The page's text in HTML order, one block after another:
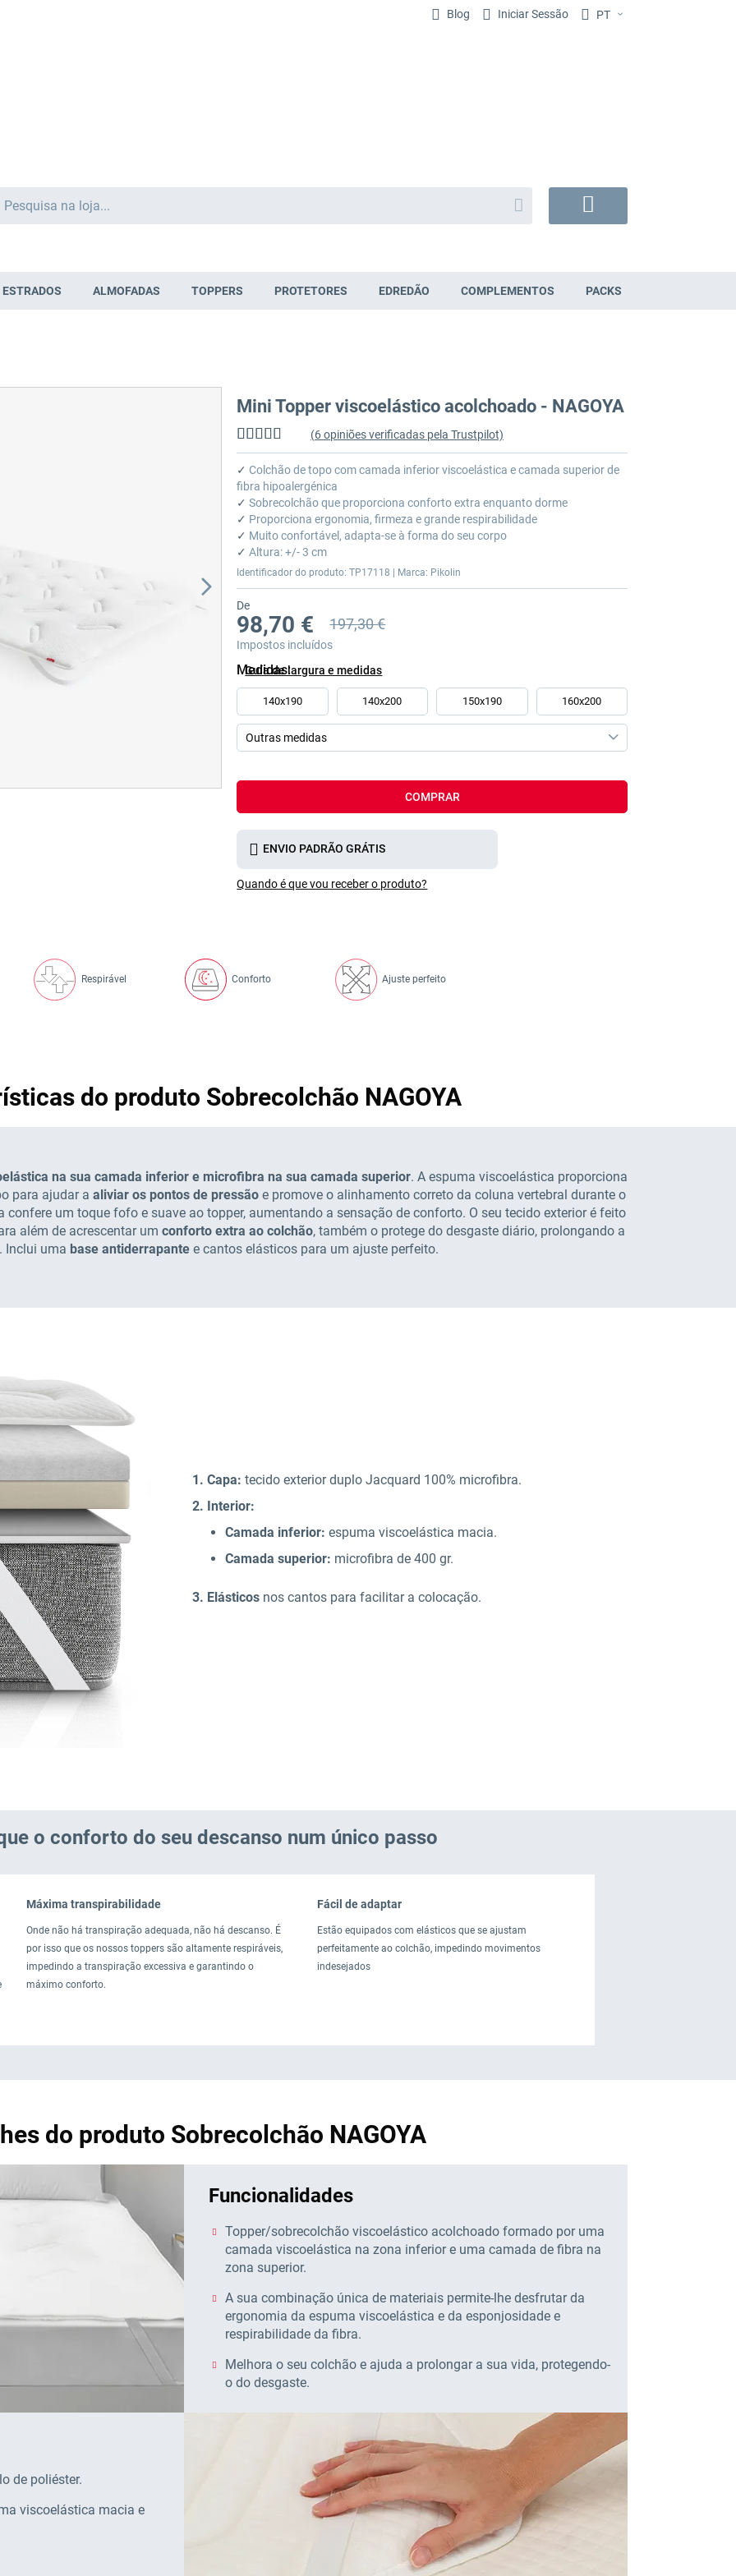
Blog Iniciar Sessão PT
Search
ESTRADOS ALMOFADAS TOPPERS PROTETORES EDREDÃO COMPLEMENTOS PACKS
Mini Topper viscoelástico acolchoado - NAGOYA
Classificação:
of
100
(6opiniões verificadas pela Trustpilot)
✓ Colchão de topo com camada inferior viscoelástica e camada superior de
fibra hipoalergénica
✓ Sobrecolchão que proporciona conforto extra enquanto dorme
✓ Proporciona ergonomia, firmeza e grande respirabilidade
✓ Muito confortável, adapta-se à forma do seu corpo
✓ Altura: +/- 3 cm
Identificador do produto: TP17118 | Marca: Pikolin
De
98,70 € Preço anterior
197,30 €
Impostos incluídos
Guía de largura e medidas
Medidas
140x190 140x200 150x190 160x200
COMPRAR
ENVIO PADRÃO GRÁTIS
Quando é que vou receber o produto?
Respirável Conforto Ajuste perfeito
do produto Sobrecolchão NAGOYA
na sua camada inferior e microfibra na sua camada superior. A espuma viscoelástica proporciona
para ajudar a aliviar os pontos de pressão e promove o alinhamento correto da coluna vertebral durante o
um toque fofo e suave ao topper, aumentando a sensação de conforto. O seu tecido exterior é feito
além de acrescentar umconforto extra ao colchão, também o protege do desgaste diário, prolongando a
Inclui uma base antiderrapante e cantos elásticos para um ajuste perfeito.
1. Capa:tecido exterior duplo Jacquard 100% microfibra.
2. Interior:
Camada inferior:espuma viscoelástica macia.
Camada superior: microfibra de 400 gr.
3. Elásticos nos cantos para facilitar a colocação.
o conforto do seu descanso num único passo
Máxima transpirabilidade
Onde não há transpiração adequada, não há descanso. É
por isso que os nossos toppers são altamente respiráveis,
impedindo a transpiração excessiva e garantindo o
máximo conforto.
Fácil de adaptar
Estão equipados com elásticos que se ajustam
perfeitamente ao colchão, impedindo movimentos
indesejados
do produto Sobrecolchão NAGOYA
Funcionalidades
Topper/sobrecolchão viscoelástico acolchoado formado por uma
camada viscoelástica na zona inferior e uma camada de fibra na
zona superior.
A sua combinação única de materiais permite-lhe desfrutar da
ergonomia da espuma viscoelástica e da esponjosidade e
respirabilidade da fibra.
Melhora o seu colchão e ajuda a prolongar a sua vida, protegendo-
o do desgaste.
de poliéster.
viscoelástica macia e